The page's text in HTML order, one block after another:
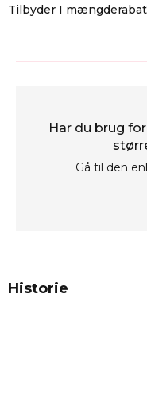
Tilbyder I
Har du brug
Gå til den
Historie